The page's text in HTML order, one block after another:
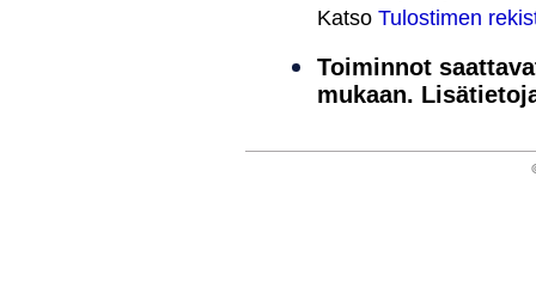
Katso Tulostimen
Toiminnot
mukaan.